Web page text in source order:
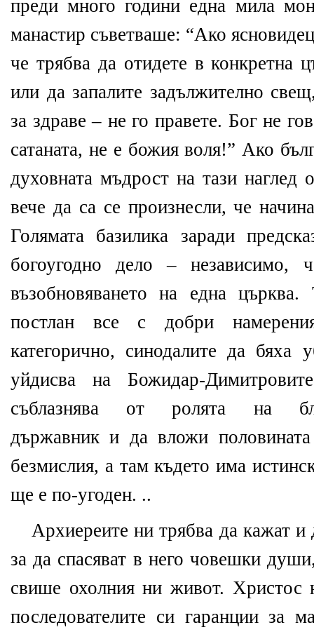
преди много години една мила
манастир съветваше: “Ако
че трябва да отидете в конкретна
или да запалите задължително
за здраве – не го правете. Бог не
сатаната, не е божия воля!” Ако
духовната мъдрост на тази наглед
вече да са се произнесли, че
Голямата базилика заради
богоугодно дело – независимо,
възобновяването на една
постлан все с добри
категорично, синодалите да бяха
уйдисва на Божидар-
съблазнява от ролята на
държавник и да вложи
безмислия, а там където има
ще е по-угоден. ..
Архиереите ни трябва да кажат
за да спасяват в него човешки
свише охолния ни живот. Христос
последователите си гаранции за